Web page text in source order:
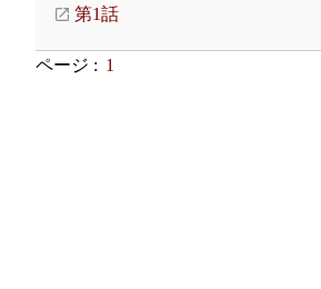
第1話
ページ : 1